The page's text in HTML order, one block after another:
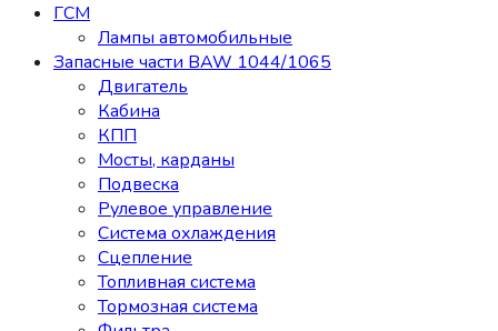
ГСМ
Лампы автомобильные
Запасные части BAW 1044/1065
Двигатель
Кабина
КПП
Мосты, карданы
Подвеска
Рулевое управление
Система охлаждения
Сцепление
Топливная система
Тормозная система